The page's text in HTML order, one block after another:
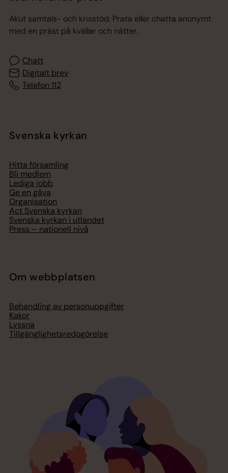
Akut samtals- och krisstöd. Prata eller chatta anonymt
med en präst på kvällar och nätter.
Chatt
Digitalt brev
Telefon 112
Svenska kyrkan
Hitta församling
Bli medlem
Lediga jobb
Ge en gåva
Organisation
Act Svenska kyrkan
Svenska kyrkan i utlandet
Press – nationell nivå
Om webbplatsen
Behandling av personuppgifter
Kakor
Lyssna
Tillgänglighetsredogörelse